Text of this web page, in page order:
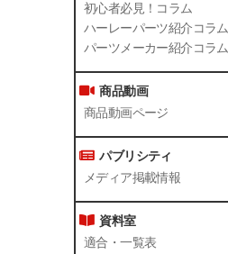
初心者必見！コラム
ハーレーパーツ紹介コラム
パーツメーカー紹介コラム
商品動画
商品動画ページ
パブリシティ
メディア掲載情報
資料室
適合・一覧表